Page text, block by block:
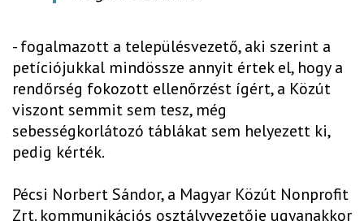
- fogalmazott a településvezető, aki szerint a
petíciójukkal mindössze annyit értek el, hogy a
rendőrség fokozott ellenőrzést ígért, a Közút
viszont semmit sem tesz, még
sebességkorlátozó táblákat sem helyezett ki,
pedig kérték.
Pécsi Norbert Sándor, a Magyar Közút Nonprofit
Zrt. kommunikációs osztályvezetője ugyanakkor